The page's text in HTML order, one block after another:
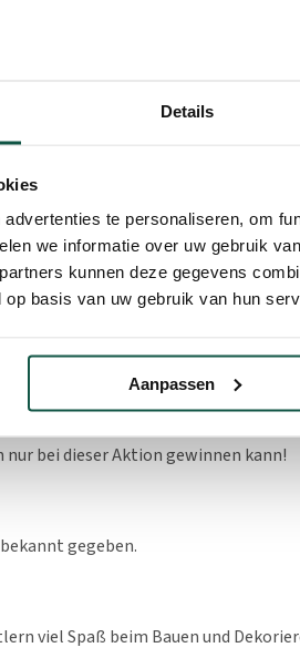
Details
te personaliseren, om
we informatie over uw gebruik
kunnen deze gegevens
basis van uw gebruik van hun
Aanpassen
Kälberhäuschen.
Dezember über
und dein Land an.
und schönsten Häuschens
eigenen Namen!
bei dieser Aktion gewinnen kann!
gegeben.
viel Spaß beim Bauen und